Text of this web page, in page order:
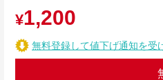
¥1,200
無料登録して値下げ通知を受